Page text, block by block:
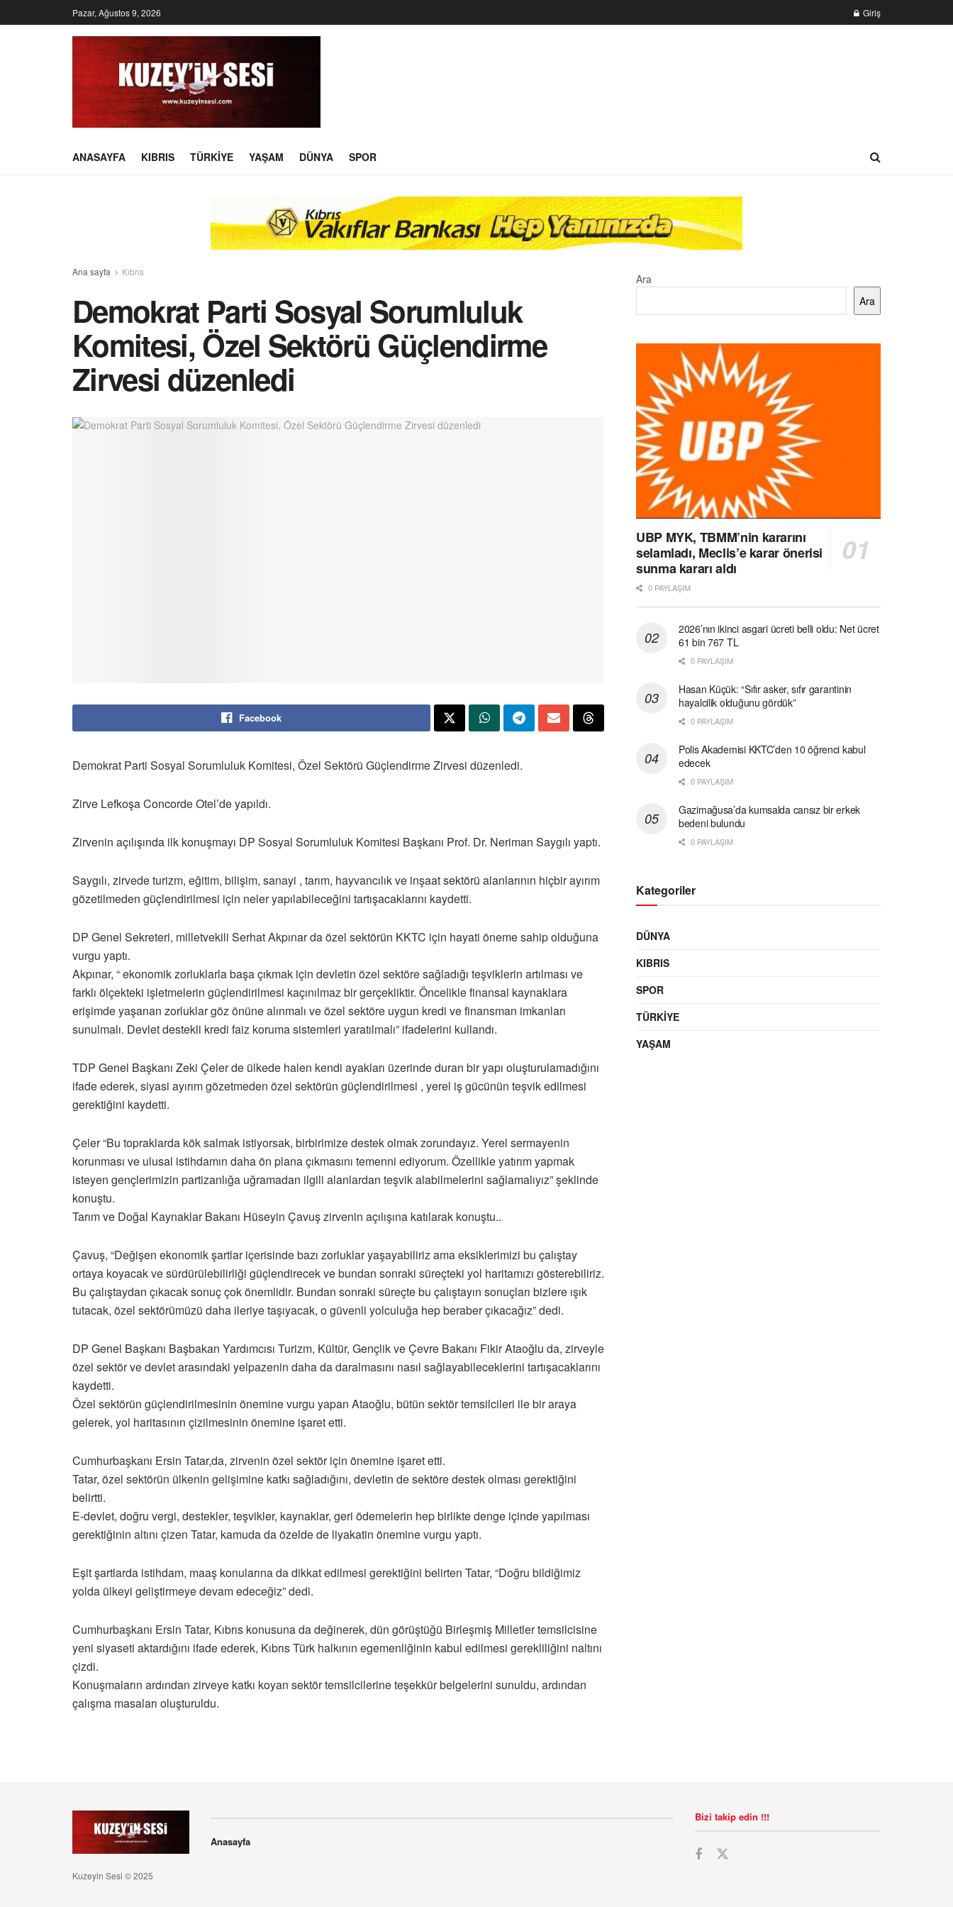
Pazar, Ağustos 9, 2026 Giriş
ANASAYFA KIBRIS TÜRKIYE YAŞAM DÜNYA SPOR
Ana sayfa Kıbrıs
Demokrat Parti Sosyal Sorumluluk
Komitesi, Özel Sektörü Güçlendirme
Zirvesi düzenledi
Facebook
Demokrat Parti Sosyal Sorumluluk Komitesi, Özel Sektörü Güçlendirme Zirvesi düzenledi.
Zirve Lefkoşa Concorde Otel’de yapıldı.
Zirvenin açılışında ilk konuşmayı DP Sosyal Sorumluluk Komitesi Başkanı Prof. Dr. Neriman Saygılı yaptı.
Saygılı, zirvede turizm, eğitim, bilişim, sanayi , tarım, hayvancılık ve inşaat sektörü alanlarının hiçbir ayırım
gözetilmeden güçlendirilmesi için neler yapılabileceğini tartışacaklarını kaydetti.
DP Genel Sekreteri, milletvekili Serhat Akpınar da özel sektörün KKTC için hayati öneme sahip olduğuna
vurgu yaptı.
Akpınar, “ ekonomik zorluklarla başa çıkmak için devletin özel sektöre sağladığı teşviklerin artılması ve
farklı ölçekteki işletmelerin güçlendirilmesi kaçınılmaz bir gerçekliktir. Öncelikle finansal kaynaklara
erişimde yaşanan zorluklar göz önüne alınmalı ve özel sektöre uygun kredi ve finansman imkanları
sunulmalı. Devlet destekli kredi faiz koruma sistemleri yaratılmalı” ifadelerini kullandı.
TDP Genel Başkanı Zeki Çeler de ülkede halen kendi ayakları üzerinde duran bir yapı oluşturulamadığını
ifade ederek, siyasi ayırım gözetmeden özel sektörün güçlendirilmesi , yerel iş gücünün teşvik edilmesi
gerektiğini kaydetti.
Çeler “Bu topraklarda kök salmak istiyorsak, birbirimize destek olmak zorundayız. Yerel sermayenin
korunması ve ulusal istihdamın daha ön plana çıkmasını temenni ediyorum. Özellikle yatırım yapmak
isteyen gençlerimizin partizanlığa uğramadan ilgili alanlardan teşvik alabilmelerini sağlamalıyız” şeklinde
konuştu.
Tarım ve Doğal Kaynaklar Bakanı Hüseyin Çavuş zirvenin açılışına katılarak konuştu..
Çavuş, “Değişen ekonomik şartlar içerisinde bazı zorluklar yaşayabiliriz ama eksiklerimizi bu çalıştay
ortaya koyacak ve sürdürülebilirliği güçlendirecek ve bundan sonraki süreçteki yol haritamızı gösterebiliriz.
Bu çalıştaydan çıkacak sonuç çok önemlidir. Bundan sonraki süreçte bu çalıştayın sonuçları bizlere ışık
tutacak, özel sektörümüzü daha ileriye taşıyacak, o güvenli yolculuğa hep beraber çıkacağız” dedi.
DP Genel Başkanı Başbakan Yardımcısı Turizm, Kültür, Gençlik ve Çevre Bakanı Fikir Ataoğlu da, zirveyle
özel sektör ve devlet arasındaki yelpazenin daha da daralmasını nasıl sağlayabileceklerini tartışacaklarını
kaydetti.
Özel sektörün güçlendirilmesinin önemine vurgu yapan Ataoğlu, bütün sektör temsilcileri ile bir araya
gelerek, yol haritasının çizilmesinin önemine işaret etti.
Cumhurbaşkanı Ersin Tatar,da, zirvenin özel sektör için önemine işaret etti.
Tatar, özel sektörün ülkenin gelişimine katkı sağladığını, devletin de sektöre destek olması gerektiğini
belirtti.
E-devlet, doğru vergi, destekler, teşvikler, kaynaklar, geri ödemelerin hep birlikte denge içinde yapılması
gerektiğinin altını çizen Tatar, kamuda da özelde de liyakatin önemine vurgu yaptı.
Eşit şartlarda istihdam, maaş konularına da dikkat edilmesi gerektiğini belirten Tatar, “Doğru bildiğimiz
yolda ülkeyi geliştirmeye devam edeceğiz” dedi.
Cumhurbaşkanı Ersin Tatar, Kıbrıs konusuna da değinerek, dün görüştüğü Birleşmiş Milletler temsilcisine
yeni siyaseti aktardığını ifade ederek, Kıbrıs Türk halkının egemenliğinin kabul edilmesi gerekliliğini naltını
çizdi.
Konuşmaların ardından zirveye katkı koyan sektör temsilcilerine teşekkür belgelerini sunuldu, ardından
çalışma masaları oluşturuldu.
Ara
Ara
UBP MYK, TBMM’nin kararını
selamladı, Meclis’e karar önerisi
sunma kararı aldı
0 PAYLAŞIM
2026’nın ikinci asgari ücreti belli oldu: Net ücret
61 bin 767 TL
0 PAYLAŞIM
Hasan Küçük: “Sıfır asker, sıfır garantinin
hayalcilik olduğunu gördük”
0 PAYLAŞIM
Polis Akademisi KKTC’den 10 öğrenci kabul
edecek
0 PAYLAŞIM
Gazimağusa’da kumsalda cansız bir erkek
bedeni bulundu
0 PAYLAŞIM
Kategoriler
DÜNYA
KIBRIS
SPOR
TÜRKIYE
YAŞAM
Kuzeyin Sesi © 2025
Anasayfa
Bizi takip edin !!!